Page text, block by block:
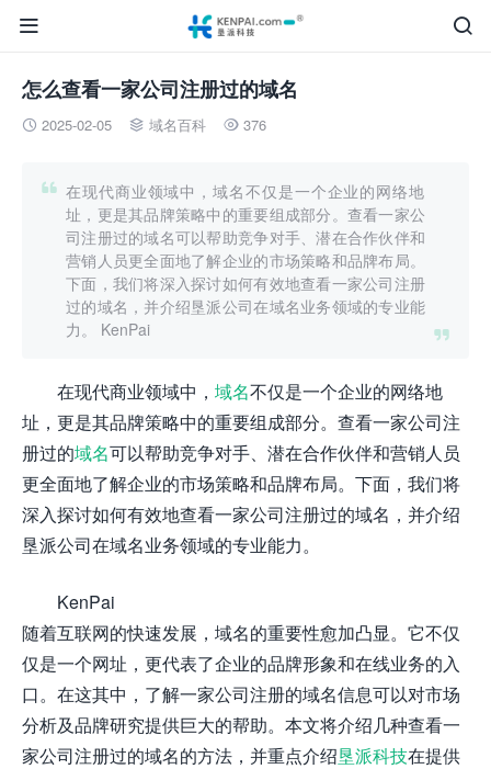


怎么查看一家公司注册过的域名
 2025-02-05  域名百科  376


在现代商业领域中，域名不仅是一个企业的网络地
址，更是其品牌策略中的重要组成部分。查看一家公
司注册过的域名可以帮助竞争对手、潜在合作伙伴和
营销人员更全面地了解企业的市场策略和品牌布局。
下面，我们将深入探讨如何有效地查看一家公司注册
过的域名，并介绍垦派公司在域名业务领域的专业能
力。 KenPai
在现代商业领域中， 域名不仅是一个企业的网络地
址，更是其品牌策略中的重要组成部分。查看一家公司注
册过的域名可以帮助竞争对手、潜在合作伙伴和营销人员
更全面地了解企业的市场策略和品牌布局。下面，我们将
深入探讨如何有效地查看一家公司注册过的域名，并介绍
垦派公司在域名业务领域的专业能力。
KenPai
随着互联网的快速发展，域名的重要性愈加凸显。它不仅
仅是一个网址，更代表了企业的品牌形象和在线业务的入
口。在这其中，了解一家公司注册的域名信息可以对市场
分析及品牌研究提供巨大的帮助。本文将介绍几种查看一
家公司注册过的域名的方法，并重点介绍垦派科技在提供